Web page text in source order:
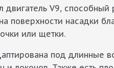
двигатель V9,
поверхности насадки
или щетки.
под длинные